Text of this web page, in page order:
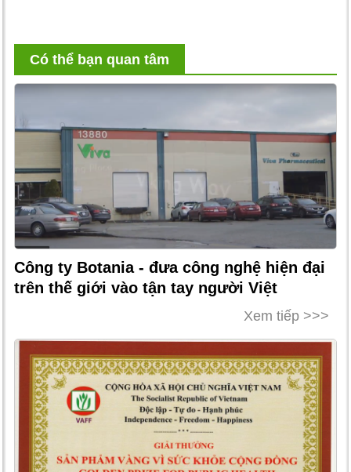
Có thể bạn quan tâm
Công ty Botania - đưa công nghệ hiện đại
trên thế giới vào tận tay người Việt
Xem tiếp >>>